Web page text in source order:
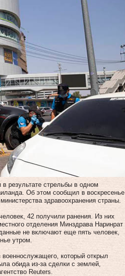
результате стрельбы в одном
Об этом сообщил в воскресенье
здравоохранения страны.
42 получили ранения. Из них
отделения Минздрава Наринрат
не включают еще пять человек,
утром.
который открыл
обида из-за сделки с землей,
Reuters.